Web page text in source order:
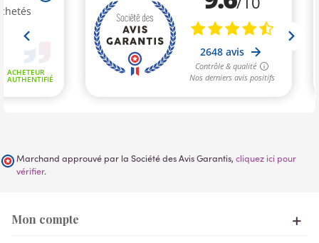
Marchand approuvé par la Société des Avis Garantis, cliquez ici pour
vérifier.
Mon compte